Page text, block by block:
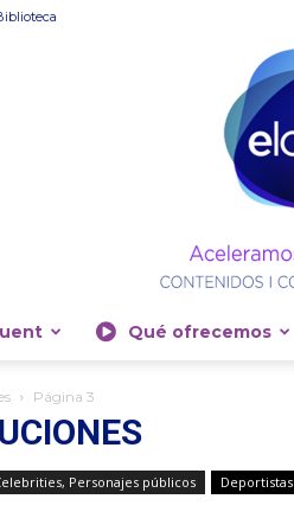
Qué ofrecemos
Página 3
Personajes públicos Deportistas